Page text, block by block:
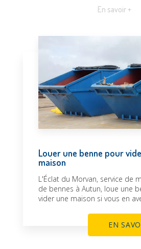
En savoir +
Louer une benne pour
maison
L'Éclat du Morvan, service de
de bennes à Autun, loue une
vider une maison si vous en
EN